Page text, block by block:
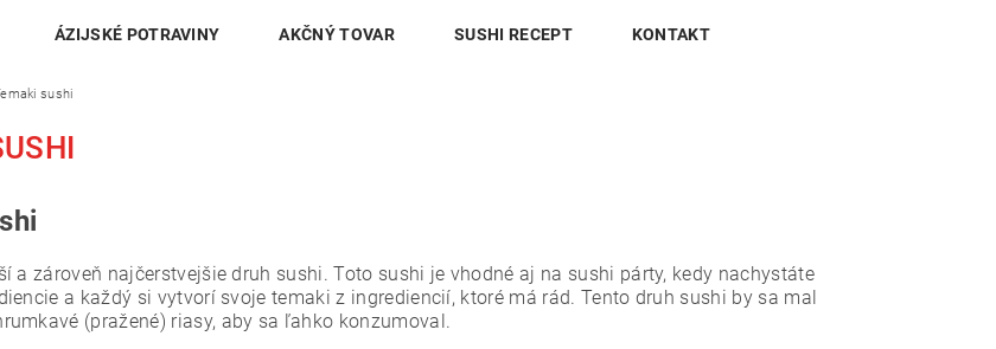
ÁZIJSKÉ POTRAVINY AKČNÝ TOVAR SUSHI RECEPT KONTAKT
sushi
a zároveň najčerstvejšie druh sushi. Toto sushi je vhodné aj na sushi párty, kedy nachystáte
a každý si vytvorí svoje temaki z ingrediencií, ktoré má rád. Tento druh sushi by sa mal
(pražené) riasy, aby sa ľahko konzumoval.